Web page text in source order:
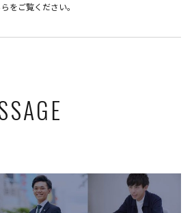
をご覧ください。